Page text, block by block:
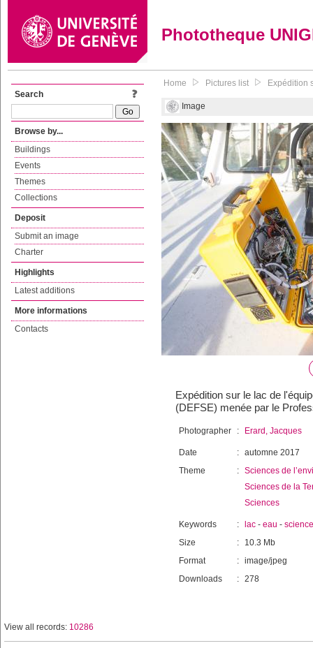
Phototheque
Search
Browse by...
Buildings
Events
Themes
Collections
Deposit
Submit an image
Charter
Highlights
Latest additions
More informations
Contacts
Home Pictures list Expédition
Image
Expédition sur le lac de
(DEFSE) menée par le
Photographer : Erard, Jacques
Date : automne 2017
Theme
: Sciences de
Sciences de la
Sciences
Keywords : lac - eau - science
Size
:
10.3 Mb
Format
: image/jpeg
Downloads
: 278
View all records: 10286